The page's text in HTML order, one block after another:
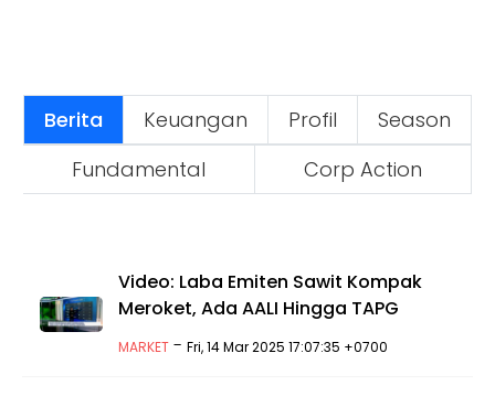
Berita Keuangan Profil
Season
Fundamental
Corp Action
Video: Laba Emiten Sawit Kompak
Meroket, Ada AALI Hingga TAPG
MARKET -Fri, 14 Mar 2025 17:07:35 +0700